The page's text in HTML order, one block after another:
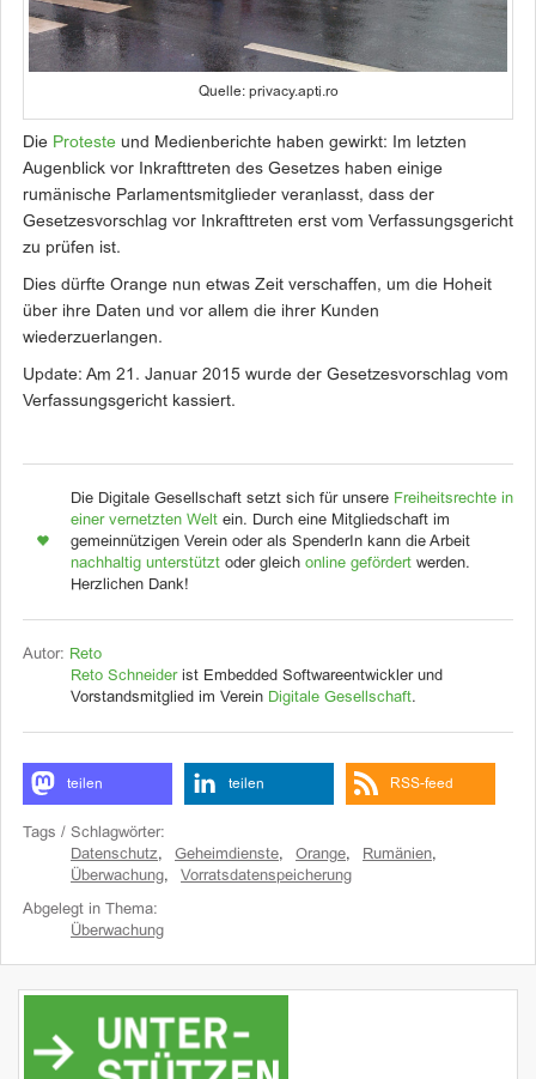
Quelle: privacy.apti.ro
Die Proteste und Medienberichte haben gewirkt: Im letzten
Augenblick vor Inkrafttreten des Gesetzes haben einige
rumänische Parlamentsmitglieder veranlasst, dass der
Gesetzesvorschlag vor Inkrafttreten erst vom Verfassungsgericht
zu prüfen ist.
Dies dürfte Orange nun etwas Zeit verschaffen, um die Hoheit
über ihre Daten und vor allem die ihrer Kunden
wiederzuerlangen.
Update: Am 21. Januar 2015 wurde der Gesetzesvorschlag vom
Verfassungsgericht kassiert.
Die Digitale Gesellschaft setzt sich für unsere Freiheitsrechte in
einer vernetzten Welt ein. Durch eine Mitgliedschaft im
gemeinnützigen Verein oder als SpenderIn kann die Arbeit
nachhaltig unterstützt oder gleich online gefördert werden.
Herzlichen Dank!
Autor: Reto
Reto Schneiderist Embedded Softwareentwickler und
Vorstandsmitglied im Verein Digitale Gesellschaft.
teilen teilen RSS-feed
Tags / Schlagwörter:
Datenschutz, Geheimdienste, Orange, Rumänien,
Überwachung, Vorratsdatenspeicherung
Abgelegt in Thema:
Überwachung